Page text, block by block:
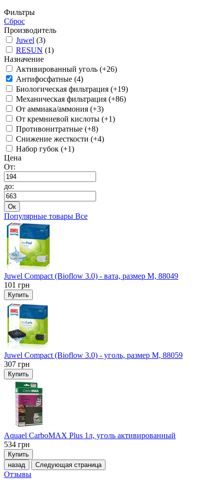
Фильтры
Сброс
Производитель
Juwel (3)
RESUN (1)
Назначение
Активированный уголь (+26)
Антифосфатные (4)
Биологическая фильтрация (+19)
Механическая фильтрация (+86)
От аммиака/аммония (+3)
От кремниевой кислоты (+1)
Противонитратные (+8)
Снижение жесткости (+4)
Набор губок (+1)
Цена
От:
до:
Ок
Популярные товары Все
Juwel Compact (Bioflow 3.0) - вата, размер M, 88049
101 грн
Купить
Juwel Compact (Bioflow 3.0) - уголь, размер M, 88059
307 грн
Купить
Aquael CarboMAX Plus 1л, уголь активированный
534 грн
Купить
назад
Следующая страница
Отзывы